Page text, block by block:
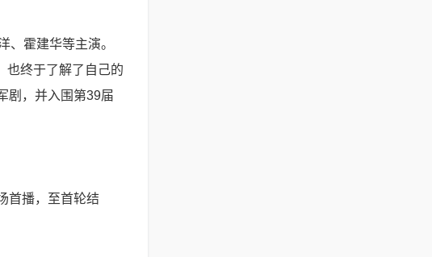
、霍建华等主演。
也终于了解了自己的
剧，并入围第39届
首播，至首轮结